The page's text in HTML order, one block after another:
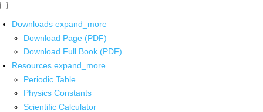
Downloads expand_more
Download Page (PDF)
Download Full Book (PDF)
Resources expand_more
Periodic Table
Physics Constants
Scientific Calculator